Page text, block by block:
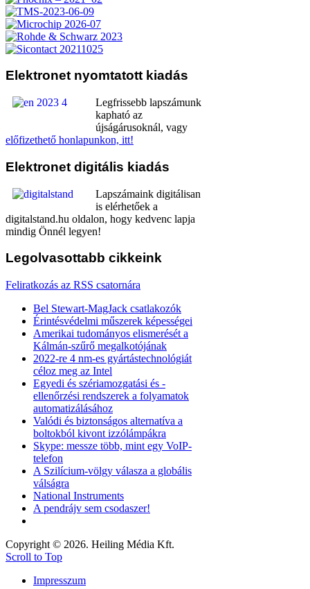
Elektronet nyomtatott kiadás
Legfrissebb lapszámunk
kapható az
újságárusoknál, vagy
előfizethető honlapunkon, itt!
Elektronet digitális kiadás
Lapszámaink digitálisan
is elérhetőek a
digitalstand.hu oldalon, hogy kedvenc lapja
mindig Önnél legyen!
Legolvasottabb cikkeink
Feliratkozás az RSS csatornára
Bel Stewart-MagJack csatlakozók
Érintésvédelmi műszerek képességei
Amerikai tudományos elismerését a
Kálmán-szűrő megalkotójának
2022-re 4 nm-es gyártástechnológiát
céloz meg az Intel
Egyedi és szériamozgatási és -
ellenőrzési rendszerek a folyamatok
automatizálásához
Valódi és biztonságos alternatíva a
boltokból kivont izzólámpákra
Skype: messze több, mint egy VoIP-
telefon
A Szilícium-völgy válasza a globális
válságra
National Instruments
A pendrájv sem csodaszer!
Copyright © 2026. Heiling Média Kft.
Scroll to Top
Impresszum